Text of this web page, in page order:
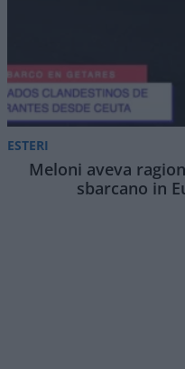
ESTERI
Meloni aveva
sbarcano in